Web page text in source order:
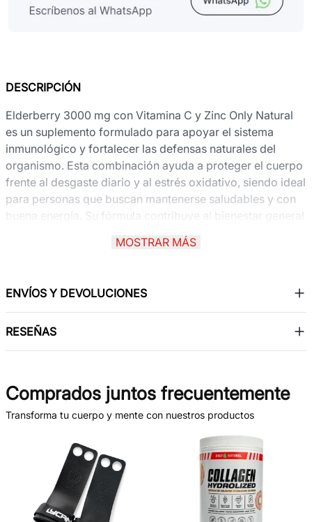
DESCRIPCIÓN
Elderberry 3000 mg con Vitamina C y Zinc Only Natural
es un suplemento formulado para apoyar el sistema
inmunológico y fortalecer las defensas naturales del
organismo. Esta combinación ayuda a proteger el cuerpo
frente al desgaste diario y al estrés oxidativo, siendo ideal
para personas que buscan mantenerse saludables y con
buena energía. Su fórmula contribuye al bienestar general
y al cuidado del sistema respiratorio e inmune. Es una
excelente opción para complementar la alimentación en
práctica dentro de la rutina diaria, brindando constancia y
respaldo en el cuidado de la salud.
MOSTRAR MÁS
ENVÍOS Y DEVOLUCIONES
RESEÑAS
Comprados juntos frecuentemente
Transforma tu cuerpo y mente con nuestros productos